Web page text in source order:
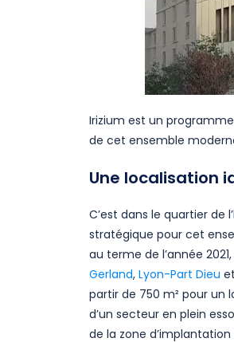
Irizium est un
de cet ensemble
Une localisation
C’est dans le quartier de
stratégique pour cet
au terme de l’année
Gerland, Lyon-Part Dieu
partir de 750 m² pour un
d’un secteur en plein
de la zone